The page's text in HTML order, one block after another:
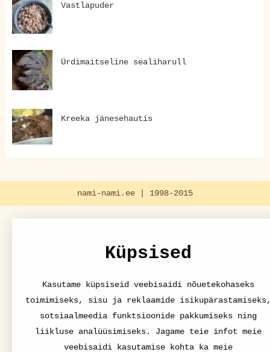
Vastlapuder
Ürdimaitseline sealiharull
Kreeka jänesehautis
nami-nami.ee | 1998-2015
Küpsised
Kasutame küpsiseid veebisaidi nõuetekohaseks
toimimiseks, sisu ja reklaamide
sotsiaalmeedia funktsioonide pakkumiseks ning
liikluse analüüsimiseks. Jagame teie infot meie
veebisaidi kasutamise kohta ka meie